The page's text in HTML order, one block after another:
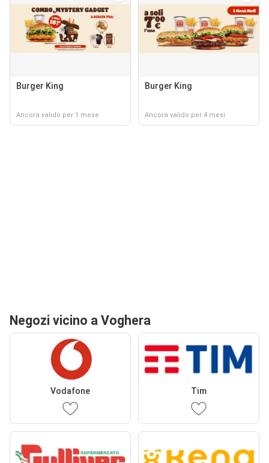
Burger King
Ancora valido per 1 mese
Burger King
Ancora valido per 4 mesi
Negozi vicino a Voghera
Vodafone Tim